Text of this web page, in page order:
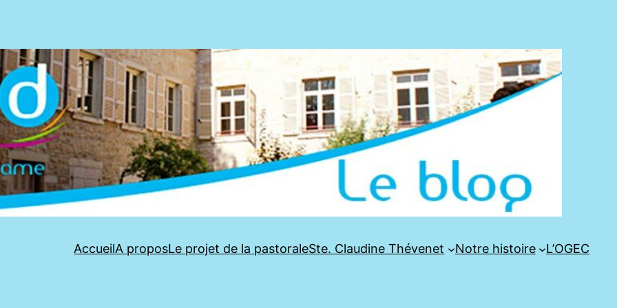
AccueilA proposLe projet de la pastoraleSte. Claudine Thévenet Notre histoire L’OGEC